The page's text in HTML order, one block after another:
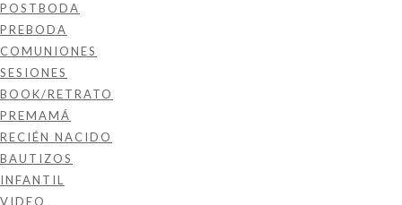
POSTBODA
PREBODA
COMUNIONES
SESIONES
BOOK/RETRATO
PREMAMÁ
RECIÉN NACIDO
BAUTIZOS
INFANTIL
VIDEO